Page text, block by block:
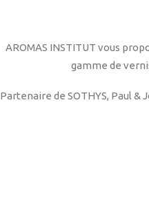
AROMAS INSTITUT vous
gamme de
Partenaire de SOTHYS, Paul